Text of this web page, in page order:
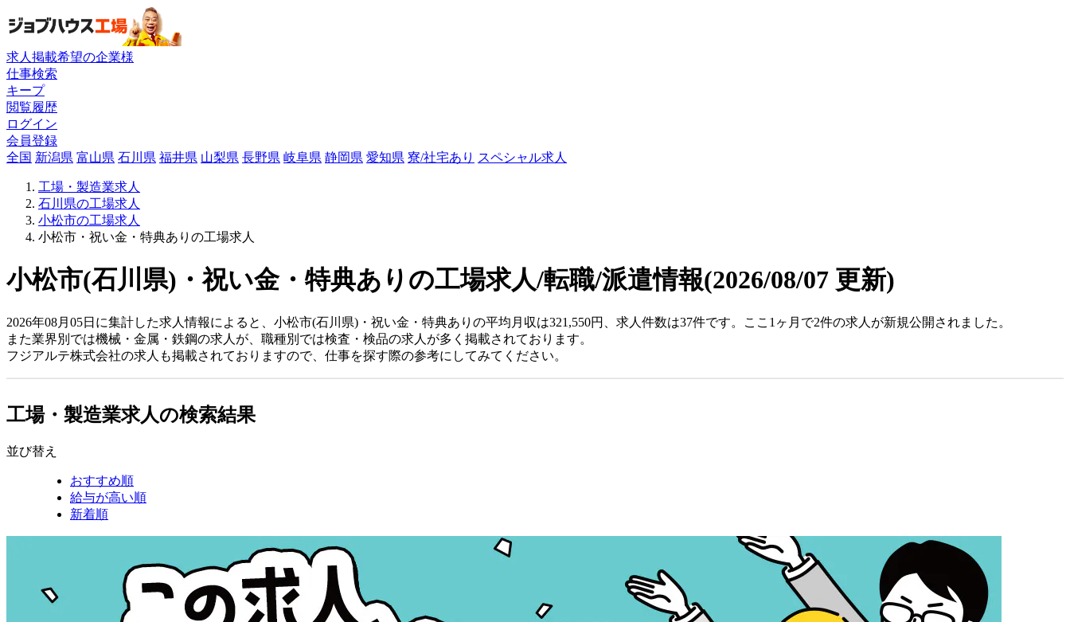
求人掲載希望の企業様
仕事検索
キープ
閲覧履歴
ログイン
会員登録
全国 新潟県 富山県 石川県 福井県 山梨県 長野県 岐阜県 静岡県 愛知県 寮/社宅あり スペシャル求人
工場・製造業求人
石川県の工場求人
小松市の工場求人
小松市・祝い金・特典ありの工場求人
小松市(石川県)・祝い金・特典ありの工場求人/転職/派遣情報(2026/08/07 更新)
2026年08月05日に集計した求人情報によると、小松市(石川県)・祝い金・特典ありの平均月収は321,550円、求人件数は37件です。ここ1ヶ月で2件の求人が新規公開されました。
また業界別では機械・金属・鉄鋼の求人が、職種別では検査・検品の求人が多く掲載されております。
フジアルテ株式会社の求人も掲載されておりますので、仕事を探す際の参考にしてみてください。
工場・製造業求人の検索結果
並び替え
おすすめ順
給与が高い順
新着順